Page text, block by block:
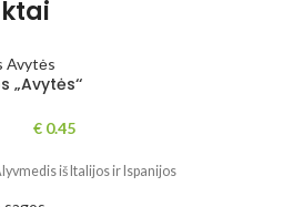
„Avytės‘‘
€ 0.45
iš Italijos ir Ispanijos